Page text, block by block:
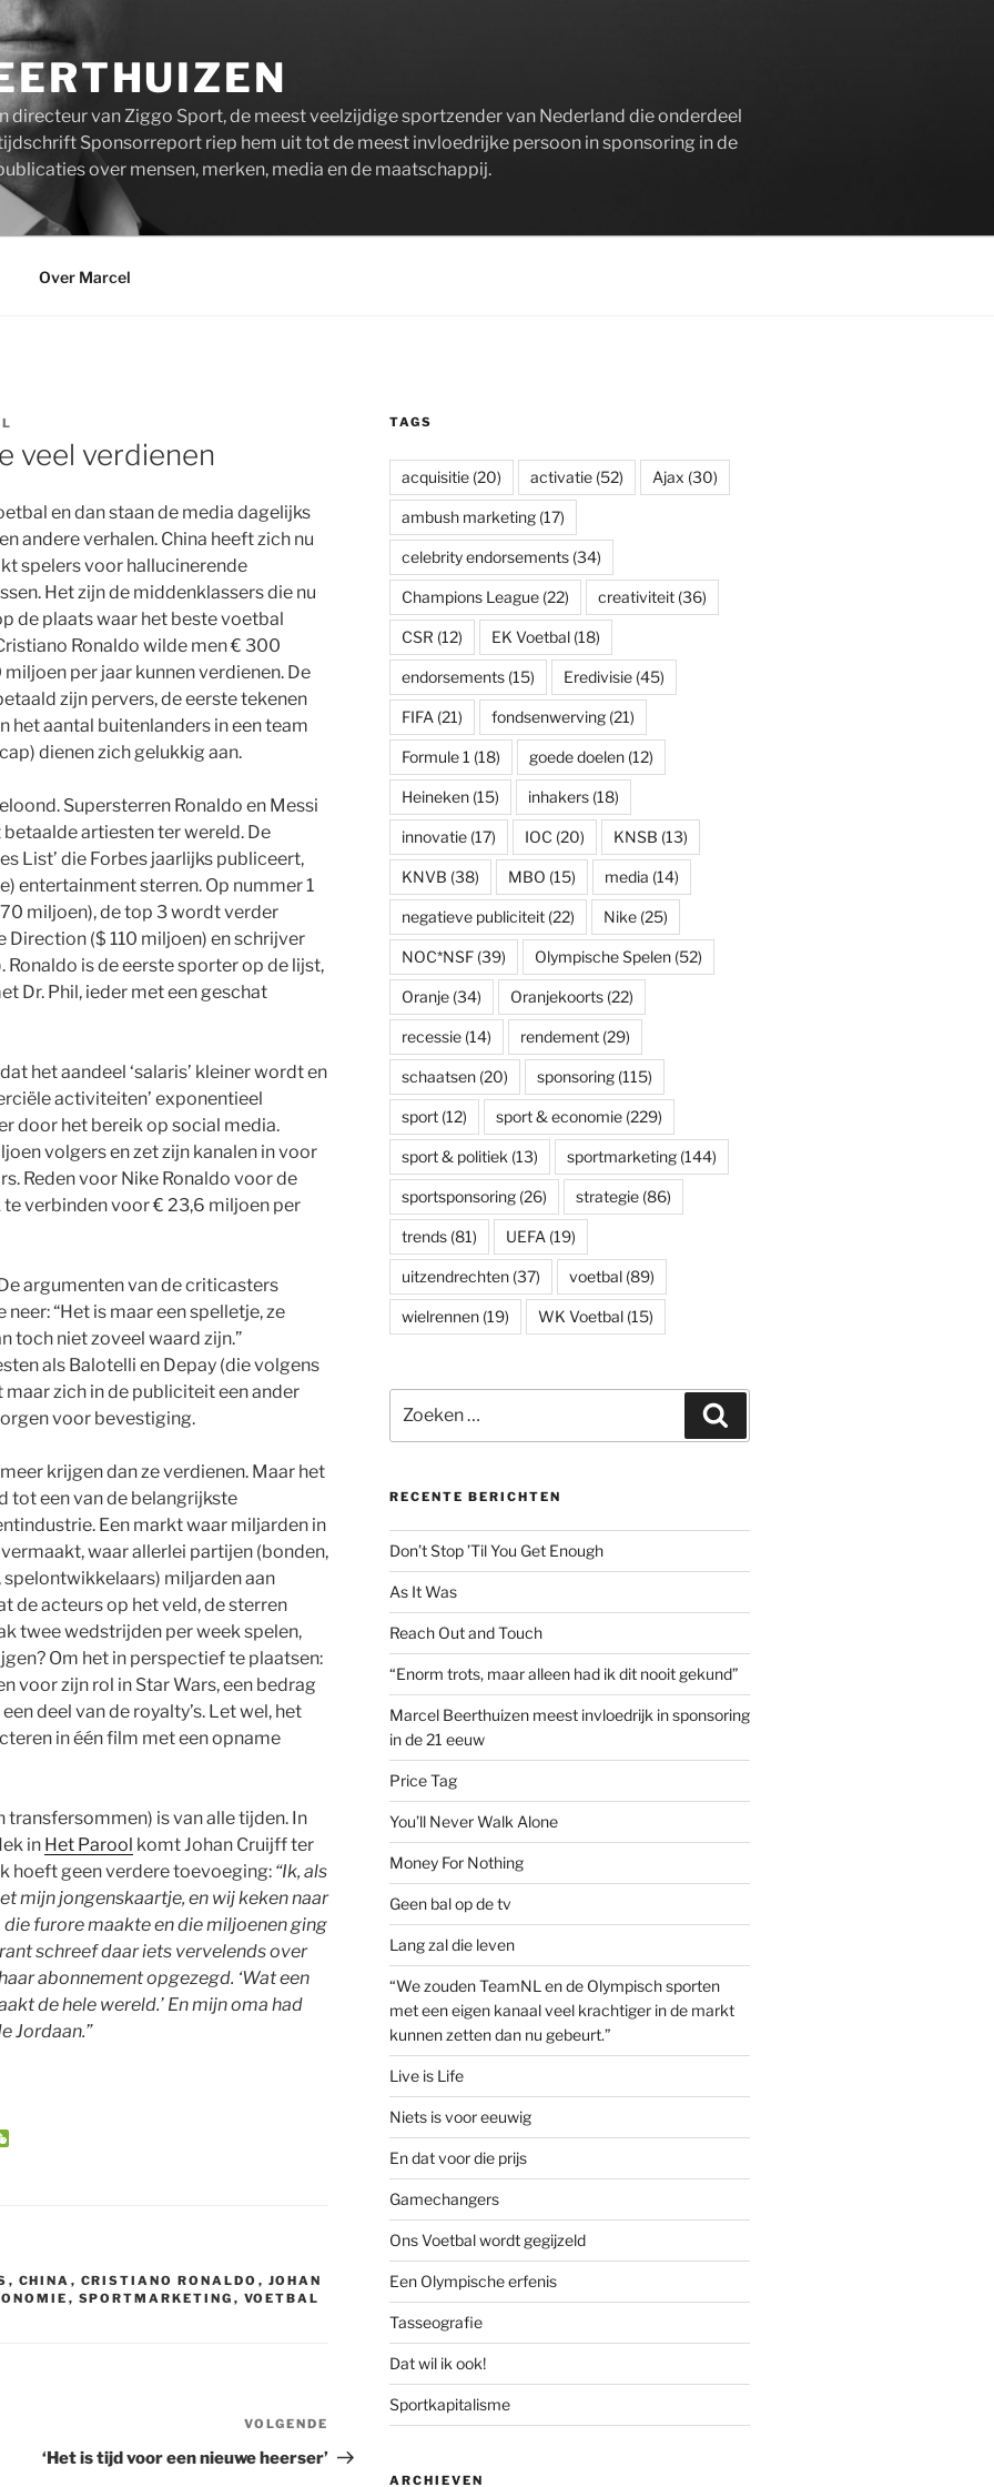
directeur van Ziggo Sport, de meest veelzijdige sportzender van Nederland die onderdeel
Sponsorreport riep hem uit tot de meest invloedrijke persoon in sponsoring in de
over mensen, merken, media en de maatschappij.
Over Marcel
veel verdienen
en dan staan de media dagelijks
andere verhalen. China heeft zich nu
spelers voor hallucinerende
Het zijn de middenklassers die nu
de plaats waar het beste voetbal
Ronaldo wilde men € 300
per jaar kunnen verdienen. De
zijn pervers, de eerste tekenen
het aantal buitenlanders in een team
dienen zich gelukkig aan.
Supersterren Ronaldo en Messi
artiesten ter wereld. De
List’ die Forbes jaarlijks publiceert,
entertainment sterren. Op nummer 1
miljoen), de top 3 wordt verder
($ 110 miljoen) en schrijver
is de eerste sporter op de lijst,
Dr. Phil, ieder met een geschat
het aandeel ‘salaris’ kleiner wordt en
activiteiten’ exponentieel
door het bereik op social media.
volgers en zet zijn kanalen in voor
Reden voor Nike Ronaldo voor de
te verbinden voor € 23,6 miljoen per
argumenten van de criticasters
“Het is maar een spelletje, ze
toch niet zoveel waard zijn.”
als Balotelli en Depay (die volgens
zich in de publiciteit een ander
voor bevestiging.
krijgen dan ze verdienen. Maar het
tot een van de belangrijkste
Een markt waar miljarden in
waar allerlei partijen (bonden,
miljarden aan
de acteurs op het veld, de sterren
twee wedstrijden per week spelen,
Om het in perspectief te plaatsen:
voor zijn rol in Star Wars, een bedrag
deel van de royalty’s. Let wel, het
in één film met een opname
transfersommen) is van alle tijden. In
in Het Parool komt Johan Cruijff ter
hoeft geen verdere toevoeging: “Ik, als
mijn jongens­kaartje, en wij keken naar
furore maakte en die miljoenen ging
schreef daar iets vervelends over
abonnement opgezegd. ‘Wat een
de hele wereld.’ En mijn oma had
Jordaan.”
, CHINA , CRISTIANO RONALDO , JOHAN
, SPORTMARKETING , VOETBAL
Volgend
bericht
VOLGENDE
‘Het is tijd voor een nieuwe heerser’
TAGS
acquisitie(20) activatie(52) Ajax (30)
ambush marketing(17)
celebrity endorsements(34)
Champions League(22) creativiteit(36)
CSR (12) EK Voetbal(18)
endorsements(15) Eredivisie(45)
FIFA (21) fondsenwerving(21)
Formule 1 (18) goede doelen(12)
Heineken(15) inhakers(18)
innovatie(17) IOC (20) KNSB (13)
KNVB (38) MBO (15) media (14)
negatieve publiciteit(22) Nike(25)
NOC*NSF(39) Olympische Spelen(52)
Oranje(34) Oranjekoorts(22)
recessie(14) rendement(29)
schaatsen(20) sponsoring(115)
sport(12) sport & economie(229)
sport & politiek (13) sportmarketing(144)
sportsponsoring(26) strategie(86)
trends(81) UEFA (19)
uitzendrechten(37) voetbal(89)
wielrennen(19) WK Voetbal(15)
naar:
RECENTE BERICHTEN
Don’t Stop ’Til You Get Enough
As It Was
Reach Out and Touch
“Enorm trots, maar alleen had ik dit nooit gekund”
Marcel Beerthuizen meest invloedrijk in sponsoring
in de 21 eeuw
Price Tag
You’ll Never Walk Alone
Money For Nothing
Geen bal op de tv
Lang zal die leven
“We zouden TeamNL en de Olympisch sporten
met een eigen kanaal veel krachtiger in de markt
kunnen zetten dan nu gebeurt.”
Live is Life
Niets is voor eeuwig
En dat voor die prijs
Gamechangers
Ons Voetbal wordt gegijzeld
Een Olympische erfenis
Tasseografie
Dat wil ik ook!
Sportkapitalisme
ARCHIEVEN